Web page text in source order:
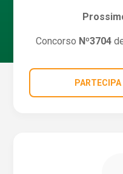
Concorso Nº3704
PARTECIPA